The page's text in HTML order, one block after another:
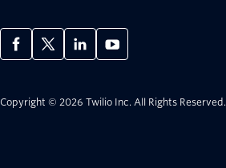
Copyright © 2026 Twilio Inc. All Rights Reserved.